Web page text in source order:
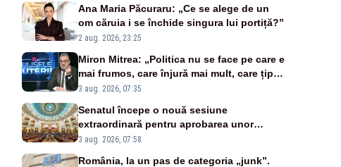
Ana Maria Păcuraru: „Ce se alege de un
om căruia i se închide singura lui portiță?”
2 aug. 2026, 23:25
Miron Mitrea: „Politica nu se face pe care e
mai frumos, care înjură mai mult, care țipă
mai tare, ci pe proiecte”
3 aug. 2026, 07:35
Senatul începe o nouă sesiune
extraordinară pentru aprobarea unor
jaloane din PNRR
3 aug. 2026, 07:58
România, la un pas de categoria „junk”.